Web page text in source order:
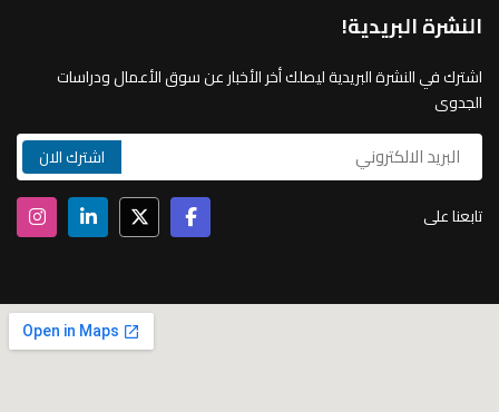
النشرة البريدية!
اشترك في النشرة البريدية ليصلك أخر الأخبار عن سوق الأعمال ودراسات
الجدوى
تابعنا على